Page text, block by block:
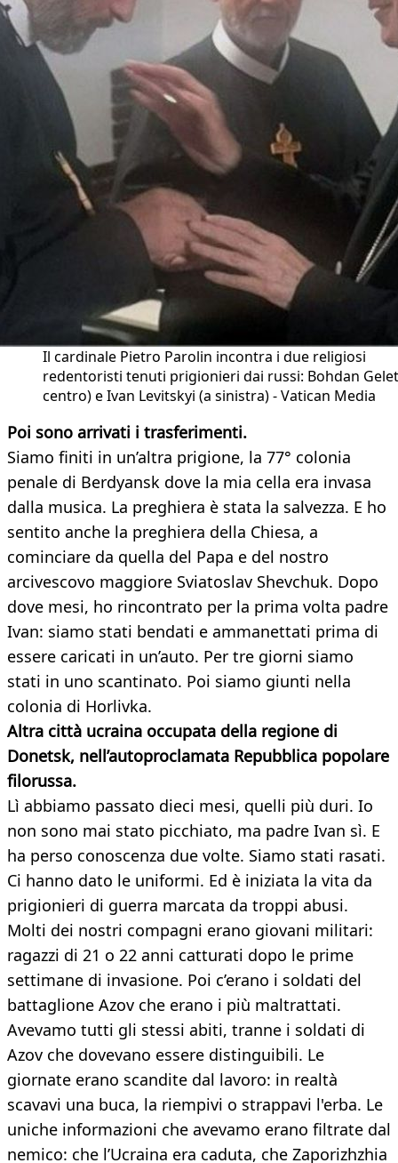
Il cardinale Pietro Parolin incontra i due religiosi
redentoristi tenuti prigionieri dai russi: Bohdan
centro) e Ivan Levitskyi (a sinistra) - Vatican Media
Poi sono arrivati i trasferimenti.
Siamo finiti in un’altra prigione, la 77° colonia
penale di Berdyansk dove la mia cella era invasa
dalla musica. La preghiera è stata la salvezza. E ho
sentito anche la preghiera della Chiesa, a
cominciare da quella del Papa e del nostro
arcivescovo maggiore Sviatoslav Shevchuk. Dopo
dove mesi, ho rincontrato per la prima volta padre
Ivan: siamo stati bendati e ammanettati prima di
essere caricati in un’auto. Per tre giorni siamo
stati in uno scantinato. Poi siamo giunti nella
colonia di Horlivka.
Altra città ucraina occupata della regione di
Donetsk, nell’autoproclamata Repubblica popolare
filorussa.
Lì abbiamo passato dieci mesi, quelli più duri. Io
non sono mai stato picchiato, ma padre Ivan sì. E
ha perso conoscenza due volte. Siamo stati rasati.
Ci hanno dato le uniformi. Ed è iniziata la vita da
prigionieri di guerra marcata da troppi abusi.
Molti dei nostri compagni erano giovani militari:
ragazzi di 21 o 22 anni catturati dopo le prime
settimane di invasione. Poi c’erano i soldati del
battaglione Azov che erano i più maltrattati.
Avevamo tutti gli stessi abiti, tranne i soldati di
Azov che dovevano essere distinguibili. Le
giornate erano scandite dal lavoro: in realtà
scavavi una buca, la riempivi o strappavi l'erba. Le
uniche informazioni che avevamo erano filtrate dal
nemico: che l’Ucraina era caduta, che Zaporizhzhia